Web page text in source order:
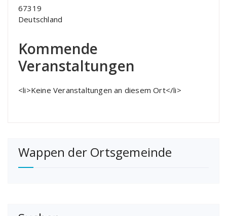
67319
Deutschland
Kommende
Veranstaltungen
<li>Keine Veranstaltungen an diesem Ort</li>
Wappen der Ortsgemeinde